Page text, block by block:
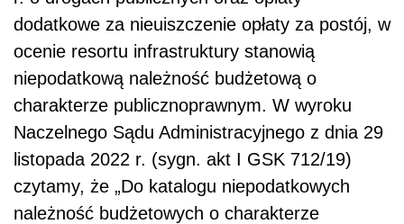
dodatkowe za nieuiszczenie opłaty za postój, w
ocenie resortu infrastruktury stanowią
niepodatkową należność budżetową o
charakterze publicznoprawnym. W wyroku
Naczelnego Sądu Administracyjnego z dnia 29
listopada 2022 r. (sygn. akt I GSK 712/19)
czytamy, że „Do katalogu niepodatkowych
należność budżetowych o charakterze